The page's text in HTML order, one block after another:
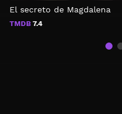
El secreto de Magdalena
TMDB 7.4